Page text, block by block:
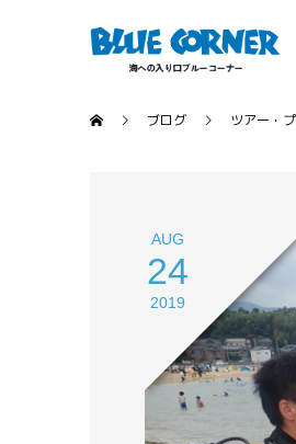
ブログ ツアー・
AUG
24
2019